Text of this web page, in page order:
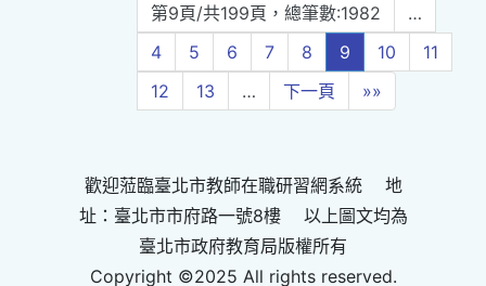
第9頁/共199頁，總筆數:1982
…
4
5 6 7 8 9 10
11
12
13 … 下一頁 »»
歡迎蒞臨臺北市教師在職研習網系統 地
址：臺北市市府路一號8樓 以上圖文均為
臺北市政府教育局版權所有
Copyright ©2025 All rights reserved.